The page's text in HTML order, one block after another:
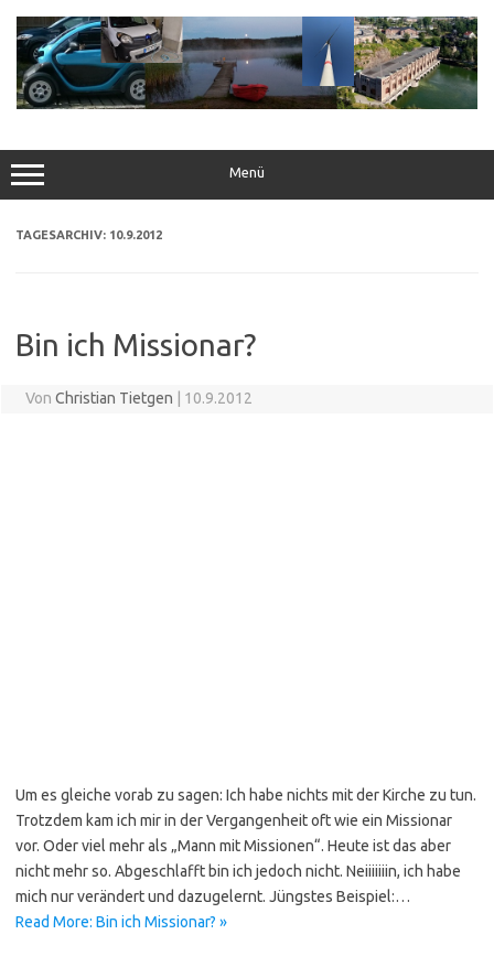
Inhalt
springen
Menü
TAGESARCHIV: 10.9.2012
Bin ich Missionar?
Von Christian Tietgen | 10.9.2012
Um es gleiche vorab zu sagen: Ich habe nichts mit der Kirche zu tun.
Trotzdem kam ich mir in der Vergangenheit oft wie ein Missionar
vor. Oder viel mehr als „Mann mit Missionen“. Heute ist das aber
nicht mehr so. Abgeschlafft bin ich jedoch nicht. Neiiiiiiin, ich habe
mich nur verändert und dazugelernt. Jüngstes Beispiel:…
Read More: Bin ich Missionar? »